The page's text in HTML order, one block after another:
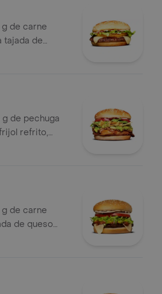
g de carne
tajada de
lechuga,
g de pechuga
refrito,
lechuga y
g de carne
de queso
fríjol